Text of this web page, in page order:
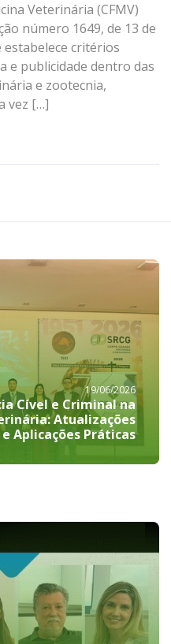
Veterinária (CFMV)
número 1649, de 13 de
estabelece critérios
e publicidade dentro das
e zootecnia,
vez […]
19/06/2026
Cível e Criminal na
Atualizações
e Aplicações Práticas